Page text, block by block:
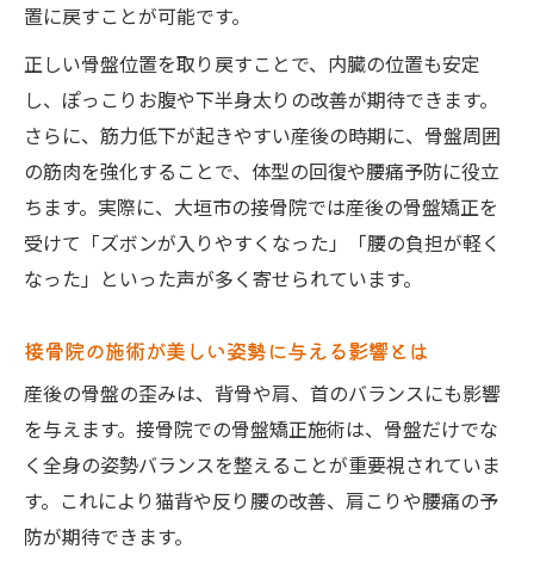
置に戻すことが可能です。
正しい骨盤位置を取り戻すことで、内臓の位置も安定
し、ぽっこりお腹や下半身太りの改善が期待できます。
さらに、筋力低下が起きやすい産後の時期に、骨盤周囲
の筋肉を強化することで、体型の回復や腰痛予防に役立
ちます。実際に、大垣市の接骨院では産後の骨盤矯正を
受けて「ズボンが入りやすくなった」「腰の負担が軽く
なった」といった声が多く寄せられています。
接骨院の施術が美しい姿勢に与える影響とは
産後の骨盤の歪みは、背骨や肩、首のバランスにも影響
を与えます。接骨院での骨盤矯正施術は、骨盤だけでな
く全身の姿勢バランスを整えることが重要視されていま
す。これにより猫背や反り腰の改善、肩こりや腰痛の予
防が期待できます。